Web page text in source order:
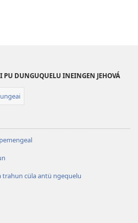
PU DUNGUQUELU INEINGEN JEHOVÁ
cüla antü ngequelu